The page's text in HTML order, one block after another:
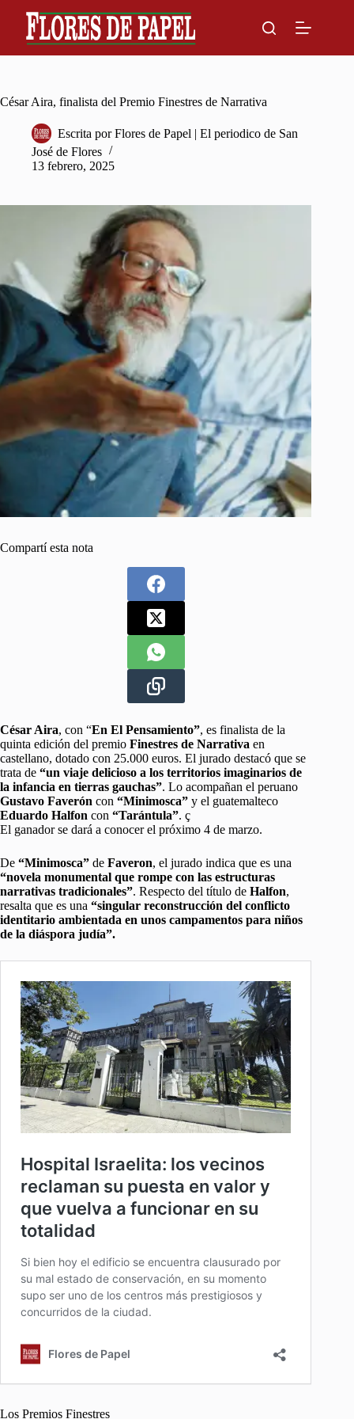
content
César Aira, finalista del Premio Finestres de Narrativa
Escrita por Flores de Papel | El periodico de San
José de Flores
13 febrero, 2025
Compartí esta nota
César Aira, con “En El Pensamiento”, es finalista de la
quinta edición del premio Finestres de Narrativa en
castellano, dotado con 25.000 euros. El jurado destacó que se
trata de “un viaje delicioso a los territorios imaginarios de
la infancia en tierras gauchas”. Lo acompañan el peruano
Gustavo Faverón con “Minimosca” y el guatemalteco
Eduardo Halfon con “Tarántula”. ç
El ganador se dará a conocer el próximo 4 de marzo.
De “Minimosca” de Faveron, el jurado indica que es una
“novela monumental que rompe con las estructuras
narrativas tradicionales”. Respecto del título de Halfon,
resalta que es una “singular reconstrucción del conflicto
identitario ambientada en unos campamentos para niños
de la diáspora judía”.
Los Premios Finestres